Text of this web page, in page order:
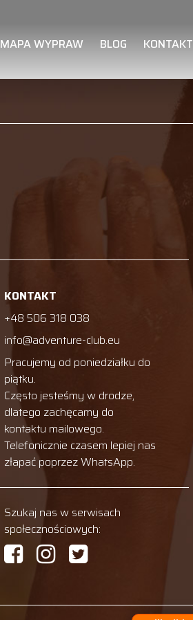
MAPA WYPRAW BLOG KONTAKT
KONTAKT
+48 506 318 038
info@adventure-club.eu
Pracujemy od poniedziałku do
piątku.
Często jesteśmy w drodze,
dlatego zachęcamy do
kontaktu mailowego.
Telefonicznie czasem lepiej nas
złapać poprzez WhatsApp.
Szukaj nas w serwisach
społecznościowych: